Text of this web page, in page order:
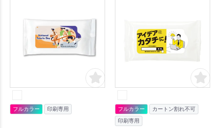
フルカラー 印刷専用 フルカラー
カートン割れ不可
印刷専用